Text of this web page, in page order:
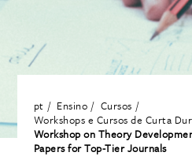
pt Ensino
Cursos
Workshops e Cursos de Curta
Workshop on Theory
Papers for Top-Tier Journals